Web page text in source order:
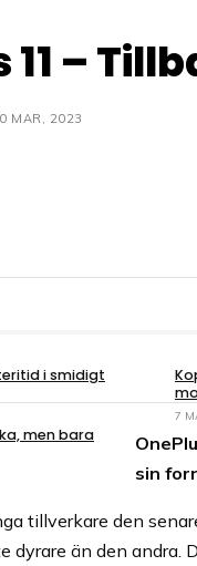
11 –
MAR, 2023
i smidigt
7
men bara
sin
tillverkare den
än den andra.